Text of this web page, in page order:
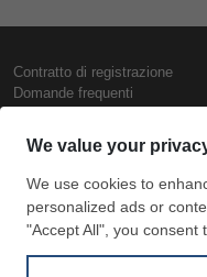
Contratto di registrazione
Domande frequenti
Presentazione
Contattaci
Termini di utilizzo
Politica di riservatezza
Prezzi e indici